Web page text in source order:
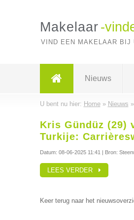
Makelaar -
VIND EEN MAKELAAR BIJ
Nieuws
U bent nu hier: Home» Nieuws »
Kris Gündüz (29)
Turkije:
Datum: 08-06-2025 11:41 | Bron:
LEES VERDER
Keer terug naar het